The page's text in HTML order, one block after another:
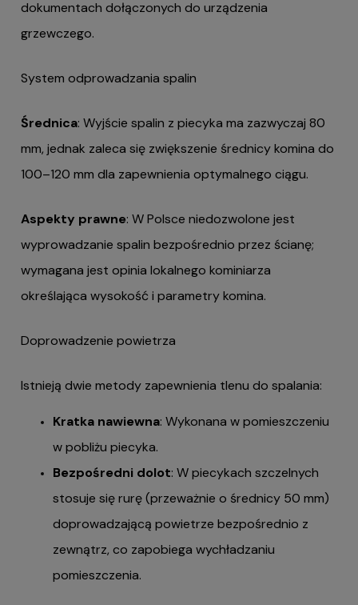
dokumentach dołączonych do urządzenia
grzewczego.
System odprowadzania spalin
Średnica: Wyjście spalin z piecyka ma zazwyczaj 80
mm, jednak zaleca się zwiększenie średnicy komina do
100–120 mm dla zapewnienia optymalnego ciągu.
Aspekty prawne: W Polsce niedozwolone jest
wyprowadzanie spalin bezpośrednio przez ścianę;
wymagana jest opinia lokalnego kominiarza
określająca wysokość i parametry komina.
Doprowadzenie powietrza
Istnieją dwie metody zapewnienia tlenu do spalania:
Kratka nawiewna: Wykonana w pomieszczeniu
w pobliżu piecyka.
Bezpośredni dolot: W piecykach szczelnych
stosuje się rurę (przeważnie o średnicy 50 mm)
doprowadzającą powietrze bezpośrednio z
zewnątrz, co zapobiega wychładzaniu
pomieszczenia.